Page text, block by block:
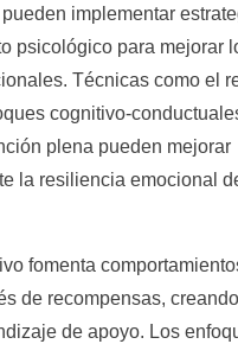
implementar
psicológico para mejorar
Técnicas como el
cognitivo-
plena pueden mejorar
la resiliencia emocional
fomenta
de recompensas,
de apoyo. Los